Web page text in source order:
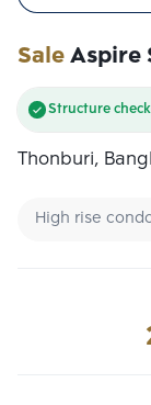
SaleAspire
Structure
Thonburi,
High rise